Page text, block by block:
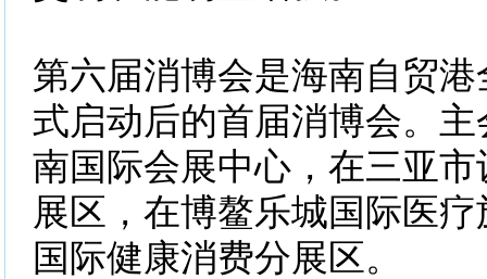
第六届消博会是海南自贸
式启动后的首届消博会。
南国际会展中心，在三亚
展区，在博鳌乐城国际医
国际健康消费分展区。